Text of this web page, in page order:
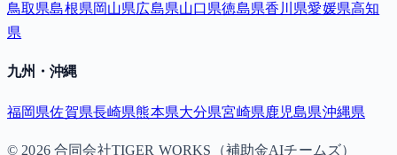
鳥取県島根県岡山県広島県山口県徳島県香川県愛媛県高知
県
九州・沖縄
福岡県佐賀県長崎県熊本県大分県宮崎県鹿児島県沖縄県
© 2026合同会社TIGER WORKS（補助金AIチームズ）